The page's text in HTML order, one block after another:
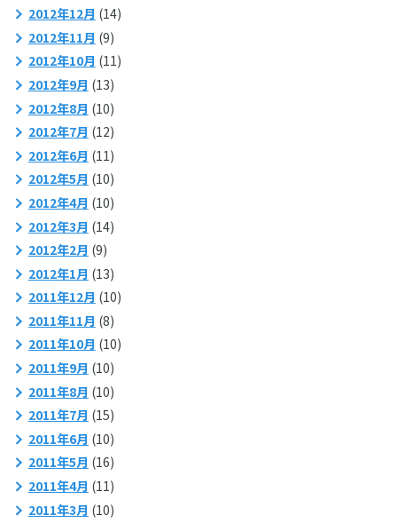
2012年12月 (14)
2012年11月 (9)
2012年10月 (11)
2012年9月 (13)
2012年8月 (10)
2012年7月 (12)
2012年6月 (11)
2012年5月 (10)
2012年4月 (10)
2012年3月 (14)
2012年2月 (9)
2012年1月 (13)
2011年12月 (10)
2011年11月 (8)
2011年10月 (10)
2011年9月 (10)
2011年8月 (10)
2011年7月 (15)
2011年6月 (10)
2011年5月 (16)
2011年4月 (11)
2011年3月 (10)